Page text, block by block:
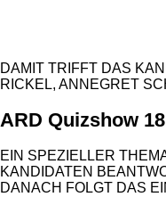
DAMIT TRIFFT DAS
RICKEL, ANNEGRET
ARD Quizshow
EIN SPEZIELLER
KANDIDATEN
DANACH FOLGT DAS